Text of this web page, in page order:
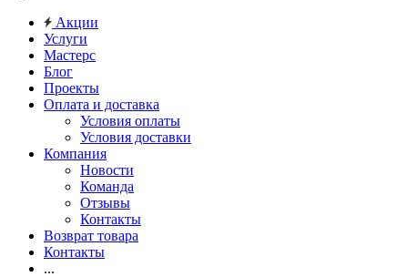
Акции
Услуги
Мастерс
Блог
Проекты
Оплата и доставка
Условия оплаты
Условия доставки
Компания
Новости
Команда
Отзывы
Контакты
Возврат товара
Контакты
...